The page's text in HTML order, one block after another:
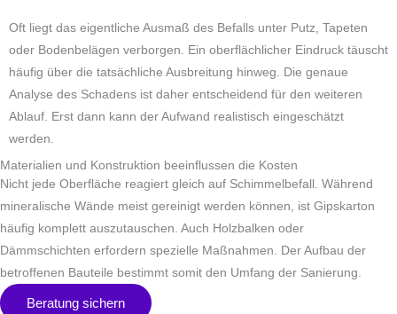
Oft liegt das eigentliche Ausmaß des Befalls unter Putz, Tapeten
oder Bodenbelägen verborgen. Ein oberflächlicher Eindruck täuscht
häufig über die tatsächliche Ausbreitung hinweg. Die genaue
Analyse des Schadens ist daher entscheidend für den weiteren
Ablauf. Erst dann kann der Aufwand realistisch eingeschätzt
werden.
Materialien und Konstruktion beeinflussen die Kosten
Nicht jede Oberfläche reagiert gleich auf Schimmelbefall. Während
mineralische Wände meist gereinigt werden können, ist Gipskarton
häufig komplett auszutauschen. Auch Holzbalken oder
Dämmschichten erfordern spezielle Maßnahmen. Der Aufbau der
betroffenen Bauteile bestimmt somit den Umfang der Sanierung.
Beratung sichern